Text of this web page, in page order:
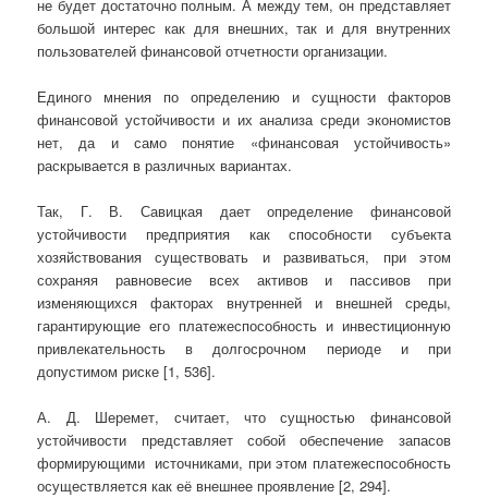
не будет достаточно полным. А между тем, он представляет
большой интерес как для внешних, так и для внутренних
пользователей финансовой отчетности организации.
Единого мнения по определению и сущности факторов
финансовой устойчивости и их анализа среди экономистов
нет, да и само понятие «финансовая устойчивость»
раскрывается в различных вариантах.
Так, Г. В. Савицкая дает определение финансовой
устойчивости предприятия как способности субъекта
хозяйствования существовать и развиваться, при этом
сохраняя равновесие всех активов и пассивов при
изменяющихся факторах внутренней и внешней среды,
гарантирующие его платежеспособность и инвестиционную
привлекательность в долгосрочном периоде и при
допустимом риске [1, 536].
А. Д. Шеремет, считает, что сущностью финансовой
устойчивости представляет собой обеспечение запасов
формирующими источниками, при этом платежеспособность
осуществляется как её внешнее проявление [2, 294].